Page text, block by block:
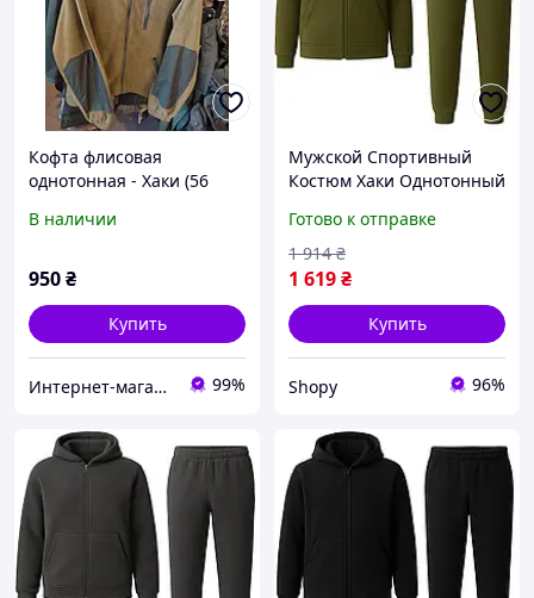
Кофта флисовая
однотонная - Хаки (56
В наличии
950₴
Купить
Интернет-магазин Dream 99%
Мужской Спортивный
Костюм Хаки Однотонный
Флисовый Унисекс Shopy
Чоловічий Спортивний
Костюм Хакі Однотонний
Готово к отправке
1 619₴
1 914 ₴
Купить
Shopy 96%